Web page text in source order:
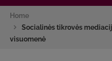
Home
Socialinės tikrovės
visuomenė